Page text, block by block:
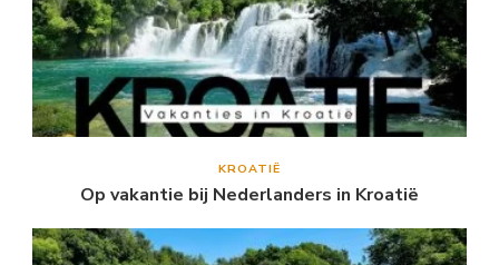
KROATIË
Op vakantie bij Nederlanders in Kroatië